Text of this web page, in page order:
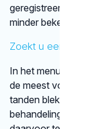
geregistreerd in het
minder bekend is,
Zoekt u een
In het menu onder
de meest
tanden bleken.
behandeling